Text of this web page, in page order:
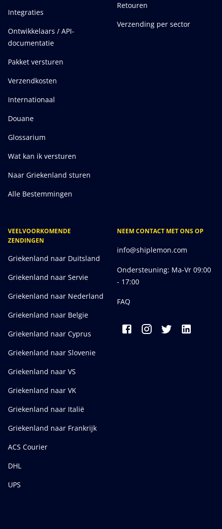
Integraties
Ontwikkelaars / API-
documentatie
Pakket versturen
Verzendkosten
Internationaal
Douane
Glossarium
Wat kan ik versturen
Naar Griekenland sturen
Alle Bestemmingen
Retouren
Verzending per sector
VEELVOORKOMENDE
ZENDINGEN
Griekenland naar Duitsland
Griekenland naar Servie
Griekenland naar Nederland
Griekenland naar Belgie
Griekenland naar Cyprus
Griekenland naar Slovenie
Griekenland naar VS
Griekenland naar VK
Griekenland naar Italië
Griekenland naar Frankrijk
ACS Courier
DHL
UPS
NEEM CONTACT MET ONS OP
info@shiplemon.com
Ondersteuning: Ma-Vr 09:00
- 17:00
FAQ